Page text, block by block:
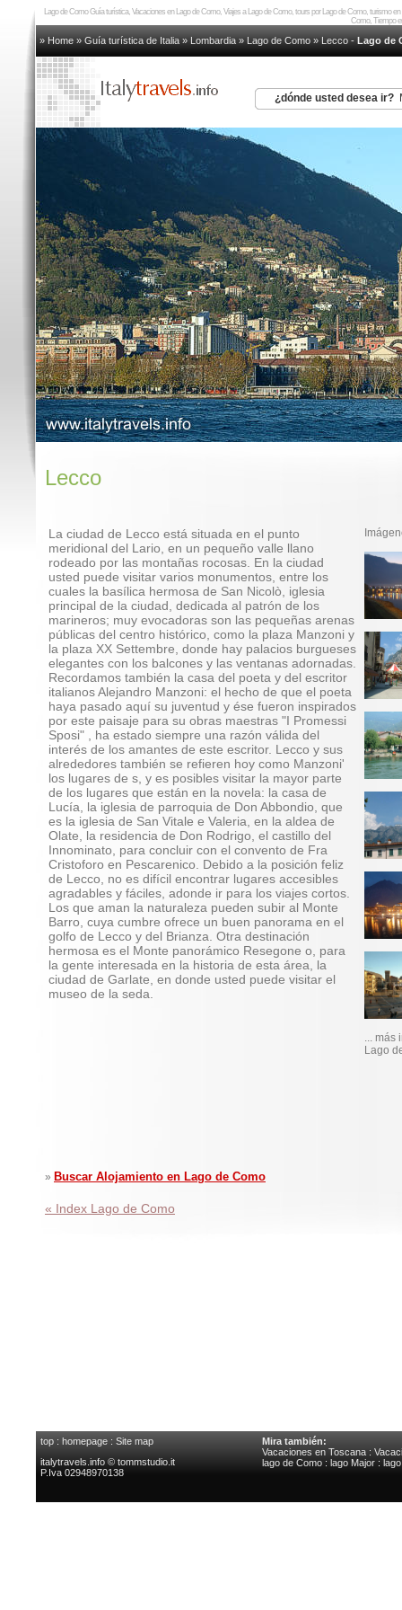
Lago de Como Guía turística, Vacaciones en Lago de Como, Viajes a Lago de Como, tours por Lago de Como, turismo
Como, Tiempo
» Home » Guía turística de Italia » Lombardia » Lago de Como » Lecco - Lago de
¿dónde usted desea ir?
Lecco
La ciudad de Lecco está situada en el punto
meridional del Lario, en un pequeño valle llano
rodeado por las montañas rocosas. En la ciudad
usted puede visitar varios monumentos, entre los
cuales la basílica hermosa de San Nicolò, iglesia
principal de la ciudad, dedicada al patrón de los
marineros; muy evocadoras son las pequeñas arenas
públicas del centro histórico, como la plaza Manzoni y
la plaza XX Settembre, donde hay palacios burgueses
elegantes con los balcones y las ventanas adornadas.
Recordamos también la casa del poeta y del escritor
italianos Alejandro Manzoni: el hecho de que el poeta
haya pasado aquí su juventud y ése fueron inspirados
por este paisaje para su obras maestras "I Promessi
Sposi" , ha estado siempre una razón válida del
interés de los amantes de este escritor. Lecco y sus
alrededores también se refieren hoy como Manzoni'
los lugares de s, y es posibles visitar la mayor parte
de los lugares que están en la novela: la casa de
Lucía, la iglesia de parroquia de Don Abbondio, que
es la iglesia de San Vitale e Valeria, en la aldea de
Olate, la residencia de Don Rodrigo, el castillo del
Innominato, para concluir con el convento de Fra
Cristoforo en Pescarenico. Debido a la posición feliz
de Lecco, no es difícil encontrar lugares accesibles
agradables y fáciles, adonde ir para los viajes cortos.
Los que aman la naturaleza pueden subir al Monte
Barro, cuya cumbre ofrece un buen panorama en el
golfo de Lecco y del Brianza. Otra destinación
hermosa es el Monte panorámico Resegone o, para
la gente interesada en la historia de esta área, la
ciudad de Garlate, en donde usted puede visitar el
museo de la seda.
... más
Lago
» Buscar Alojamiento en Lago de Como
« Index Lago de Como
top : homepage : Site map
italytravels.info © tommstudio.it
P.Iva 02948970138
Mira también:
Vacaciones en Toscana :
lago de Como : lago Major :